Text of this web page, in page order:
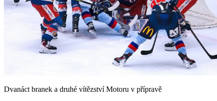
Dvanáct branek a druhé vítězství Motoru v přípravě